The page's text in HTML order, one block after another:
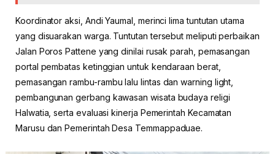
Koordinator aksi, Andi Yaumal, merinci lima tuntutan utama
yang disuarakan warga. Tuntutan tersebut meliputi perbaikan
Jalan Poros Pattene yang dinilai rusak parah, pemasangan
portal pembatas ketinggian untuk kendaraan berat,
pemasangan rambu-rambu lalu lintas dan warning light,
pembangunan gerbang kawasan wisata budaya religi
Halwatia, serta evaluasi kinerja Pemerintah Kecamatan
Marusu dan Pemerintah Desa Temmappaduae.